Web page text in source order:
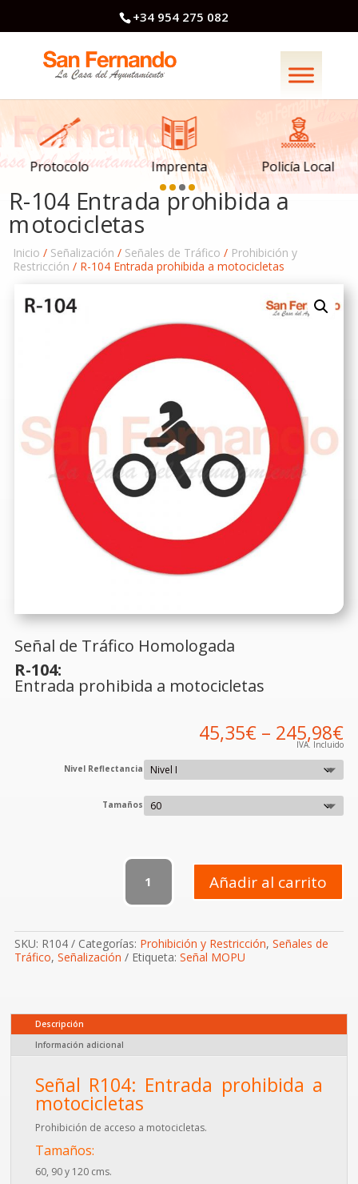
+34 954 275 082
Protocolo Imprenta Policía Local
R-104 Entrada prohibida a
motocicletas
Inicio / Señalización / Señales de Tráfico / Prohibición y
Restricción / R-104 Entrada prohibida a motocicletas
Señal de Tráfico Homologada
R-104:
Entrada prohibida a motocicletas
45,35€ – 245,98€
IVA. Incluido
Nivel Reflectancia
Tamaños
R-
Entrada
prohibida
motocicletas
cantidad
Añadir al carrito
SKU: R104 Categorías: Prohibición y Restricción, Señales de
Tráfico, Señalización Etiqueta: Señal MOPU
Descripción
Información adicional
Señal R104: Entrada prohibida a
motocicletas
Prohibición de acceso a motocicletas.
Tamaños:
60, 90 y 120 cms.